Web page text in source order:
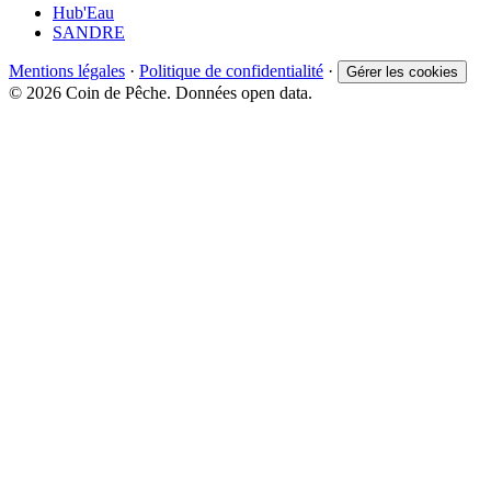
Hub'Eau
SANDRE
Mentions légales · Politique de confidentialité · Gérer les cookies
© 2026 Coin de Pêche. Données open data.